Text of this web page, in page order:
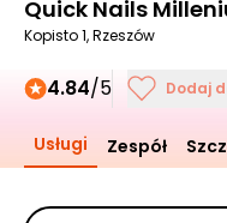
Quick Nails
Kopisto 1, Rzeszów
4.84/5 Dodaj
Usługi Zespół